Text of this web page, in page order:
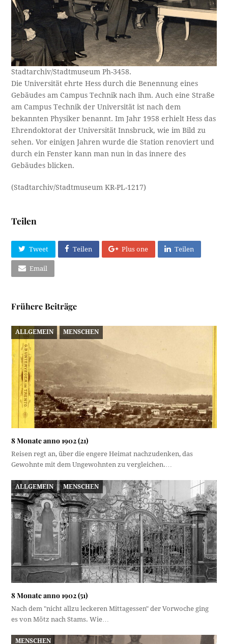
Stadtarchiv/Stadtmuseum Ph-3458.
Die Universität ehrte Hess durch die Benennung eines
Gebäudes am Campus Technik nach ihm. Auch eine Straße
am Campus Technik der Universität ist nach dem
bekannten Physiker benannt. Im Jahr 1958 erhielt Hess das
Ehrendoktorat der Universität Innsbruck, wie im Bild zu
sehen. Vor einigen Jahren wurde die Station renoviert und
durch ein Fenster kann man nun in das innere des
Gebäudes blicken.
(Stadtarchiv/Stadtmuseum KR-PL-1217)
Teilen
Tweet Teilen Plus one Teilen
Email
Frühere Beiträge
ALLGEMEIN MENSCHEN
8 Monate anno 1902 (21)
Reisen regt an, über die engere Heimat nachzudenken, das
Gewohnte mit dem Ungewohnten zu vergleichen.…
ALLGEMEIN MENSCHEN
8 Monate anno 1902 (51)
Nach dem "nicht allzu leckeren Mittagessen" der Vorwoche ging
es von Mötz nach Stams. Wie…
MENSCHEN